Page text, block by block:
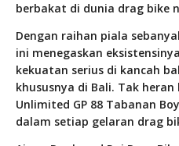
berbakat di dunia drag bike
Dengan raihan piala
ini menegaskan
kekuatan serius di kancah
khususnya di Bali. Tak
Unlimited GP 88 Tabanan
dalam setiap gelaran drag